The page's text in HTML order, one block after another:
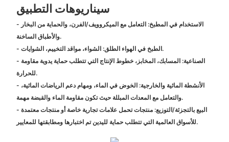
سيناريوهات التطبيق
- الاستخدام في المطبخ: التعامل مع الميكروويف/الفرن، والحماية من البخار
والأطباق الساخنة.
- الطبخ في الهواء الطلق: الشواء، مواقد التخييم، الشوايات.
- الصناعية: المسابك، المخابز، خطوط الإنتاج التي تتطلب حماية يدوية مقاومة
للحرارة.
- الأنشطة المائية والخارجية: الخوض في الماء، ومهام دعم الرياضات المائية،
والتعامل مع المعدات المبللة حيث تكون مقاومة الماء والقبضة مهمة.
- البيع بالتجزئة/التوزيع: منتجات تحمل علامات تجارية خاصة أو منتجات معتمدة
للأسواق العالمية التي تتطلب حماية لليدين تم اختبارها ومطابقتها للمعايير.